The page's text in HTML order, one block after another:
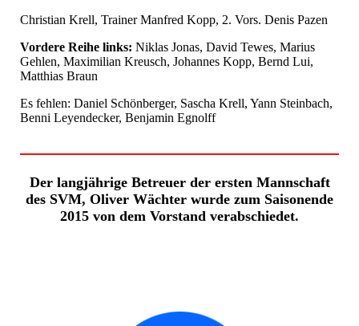
Christian Krell, Trainer Manfred Kopp, 2. Vors. Denis Pazen
Vordere Reihe links: Niklas Jonas, David Tewes, Marius
Gehlen, Maximilian Kreusch, Johannes Kopp, Bernd Lui,
Matthias Braun
Es fehlen: Daniel Schönberger, Sascha Krell, Yann Steinbach,
Benni Leyendecker, Benjamin Egnolff
Der langjährige Betreuer der ersten Mannschaft
des SVM, Oliver Wächter wurde zum Saisonende
2015 von dem Vorstand verabschiedet.